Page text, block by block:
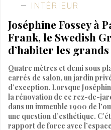
INTÉRIEUR
Joséphine Fossey à
Frank, le Swedish
d’habiter les
Quatre mètres et demi sous
carrés de salon, un jardin
d’exception. Lorsque
la rénovation de ce rez-de-
dans un immeuble 1900 de
une question d’esthétique.
rapport de force avec